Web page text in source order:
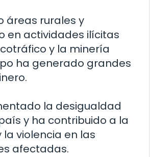
áreas rurales y
en actividades ilícitas
y la minería
ha generado grandes
la desigualdad
y ha contribuido a la
la violencia en las
afectadas.